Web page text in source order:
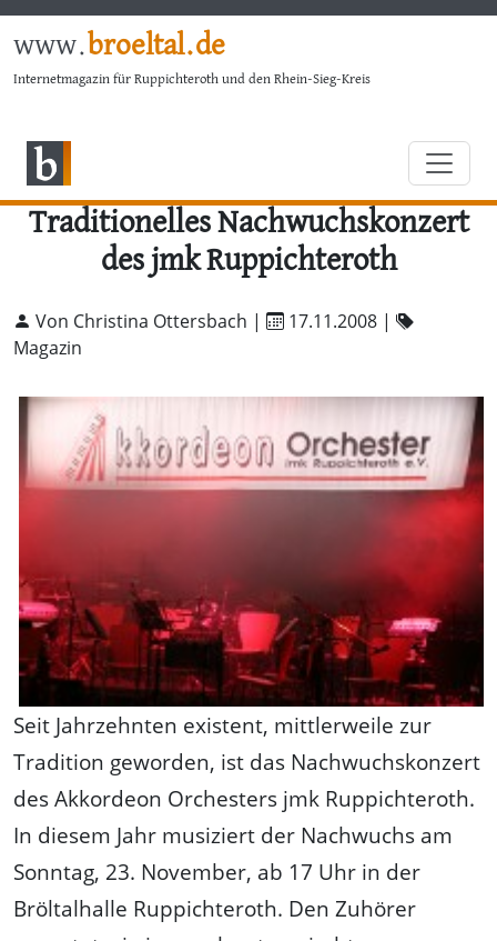
www.broeltal.de
Internetmagazin für Ruppichteroth und den Rhein-Sieg-Kreis
Traditionelles Nachwuchskonzert
des jmk Ruppichteroth
Von Christina Ottersbach | 17.11.2008 |
Magazin
Seit Jahrzehnten existent, mittlerweile zur
Tradition geworden, ist das Nachwuchskonzert
des Akkordeon Orchesters jmk Ruppichteroth.
In diesem Jahr musiziert der Nachwuchs am
Sonntag, 23. November, ab 17 Uhr in der
Bröltalhalle Ruppichteroth. Den Zuhörer